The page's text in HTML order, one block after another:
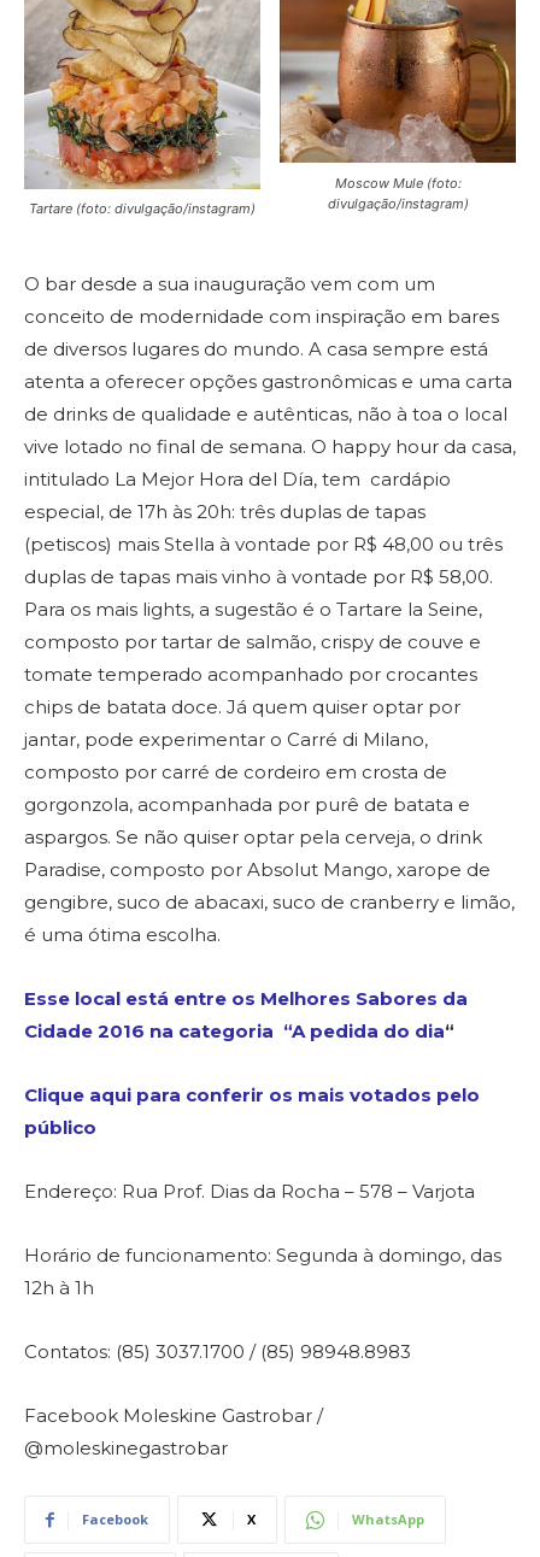
Tartare (foto: divulgação/instagram)
Moscow Mule (foto:
divulgação/instagram)
O bar desde a sua inauguração vem com um
conceito de modernidade com inspiração em bares
de diversos lugares do mundo. A casa sempre está
atenta a oferecer opções gastronômicas e uma carta
de drinks de qualidade e autênticas, não à toa o local
vive lotado no final de semana. O happy hour da casa,
intitulado La Mejor Hora del Día, tem cardápio
especial, de 17h às 20h: três duplas de tapas
(petiscos) mais Stella à vontade por R$ 48,00 ou três
duplas de tapas mais vinho à vontade por R$ 58,00.
Para os mais lights, a sugestão é o Tartare la Seine,
composto por tartar de salmão, crispy de couve e
tomate temperado acompanhado por crocantes
chips de batata doce. Já quem quiser optar por
jantar, pode experimentar o Carré di Milano,
composto por carré de cordeiro em crosta de
gorgonzola, acompanhada por purê de batata e
aspargos. Se não quiser optar pela cerveja, o drink
Paradise, composto por Absolut Mango, xarope de
gengibre, suco de abacaxi, suco de cranberry e limão,
é uma ótima escolha.
Esse local está entre os Melhores Sabores da
Cidade 2016 na categoria “A pedida do dia“
Clique aqui para conferir os mais votados pelo
público
Endereço: Rua Prof. Dias da Rocha – 578 – Varjota
Horário de funcionamento: Segunda à domingo, das
12h à 1h
Contatos: (85) 3037.1700 / (85) 98948.8983
Facebook Moleskine Gastrobar /
@moleskinegastrobar
Facebook X WhatsApp